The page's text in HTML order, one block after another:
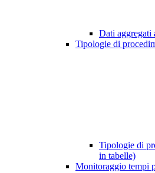
Dati aggregati
Tipologie di
Tipologie di
in tabelle)
Monitoraggio tempi